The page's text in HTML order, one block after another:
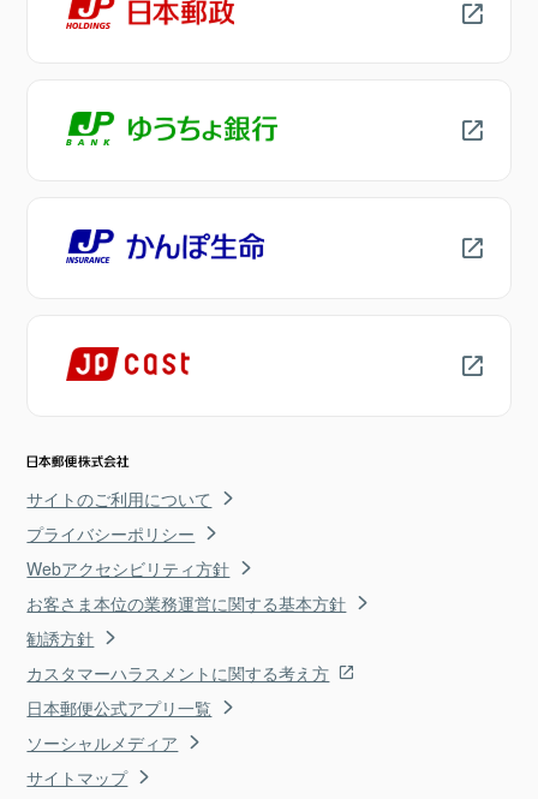
サイトのご利用について
プライバシーポリシー
Webアクセシビリティ方針
お客さま本位の業務運営に関する基本方針
勧誘方針
カスタマーハラスメントに関する考え方
日本郵便公式アプリ一覧
ソーシャルメディア
サイトマップ